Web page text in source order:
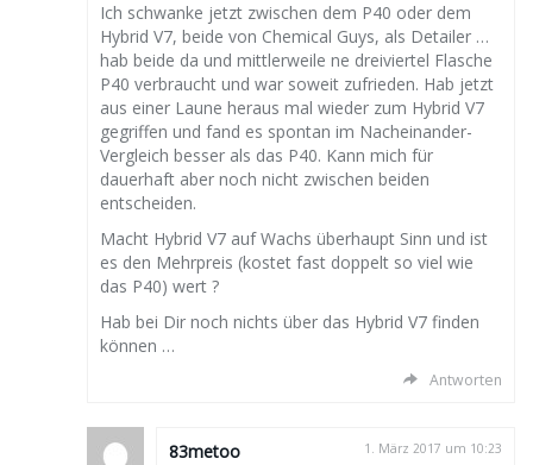
Ich schwanke jetzt zwischen dem P40 oder dem
Hybrid V7, beide von Chemical Guys, als Detailer …
hab beide da und mittlerweile ne dreiviertel Flasche
P40 verbraucht und war soweit zufrieden. Hab jetzt
aus einer Laune heraus mal wieder zum Hybrid V7
gegriffen und fand es spontan im Nacheinander-
Vergleich besser als das P40. Kann mich für
dauerhaft aber noch nicht zwischen beiden
entscheiden.
Macht Hybrid V7 auf Wachs überhaupt Sinn und ist
es den Mehrpreis (kostet fast doppelt so viel wie
das P40) wert ?
Hab bei Dir noch nichts über das Hybrid V7 finden
können …
Antworten
83metoo 1. März 2017 um 10:23